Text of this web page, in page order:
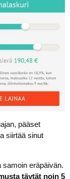
pääset
siirtää sinut
samoin eräpäivän.
täytät noin 5